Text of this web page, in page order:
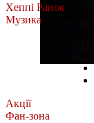
Хеппі Ранок
Музика
Акції
Фан-зона